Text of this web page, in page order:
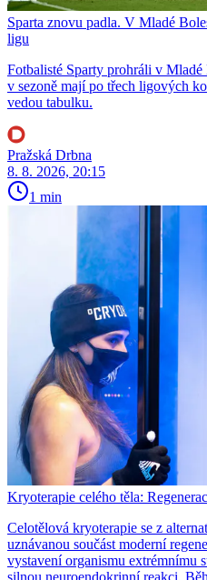
Sparta znovu padla. V Mladé
ligu
Fotbalisté Sparty prohráli v
v sezoně mají po třech ligových
vedou tabulku.
Pražská Drbna
8. 8. 2026, 20:15
1 min
Kryoterapie celého těla:
Celotělová kryoterapie se z
uznávanou součást moderní
vystavení organismu extrémnímu